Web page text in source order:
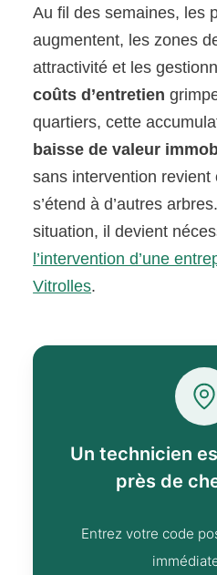
Au fil des semaines, les
augmentent, les zones
attractivité et les
coûts d’entretien
quartiers, cette
baisse de valeur
sans intervention revient
s’étend à d’autres
situation, il devient
l’intervention d’une
Vitrolles.
Un technicien
près de
Entrez votre code